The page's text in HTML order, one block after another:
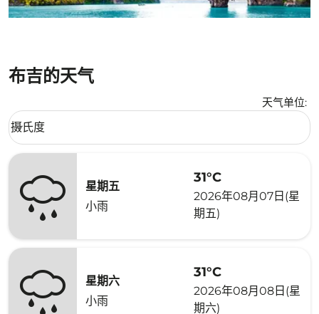
布吉的天气
天气单位:
Weather unit option 摄氏度 Selected
摄氏度
keyboard_arrow_down
星期五
小雨
31°C
2026年08月07日(星
期五)
星期六
小雨
31°C
2026年08月08日(星
期六)